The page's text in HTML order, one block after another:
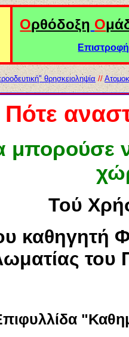
Ορθόδοξη Ο
θρησκειοληψία //
Πότε
μπορούσε
Τού
υ καθηγητή
του